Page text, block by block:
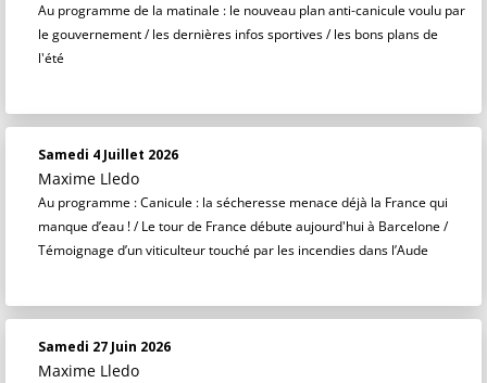
Au programme de la matinale : le nouveau plan anti-canicule voulu par
le gouvernement / les dernières infos sportives / les bons plans de
l'été
Samedi 4 Juillet 2026
Maxime Lledo
Au programme : Canicule : la sécheresse menace déjà la France qui
manque d’eau ! / Le tour de France débute aujourd'hui à Barcelone /
Témoignage d’un viticulteur touché par les incendies dans l’Aude
Samedi 27 Juin 2026
Maxime Lledo